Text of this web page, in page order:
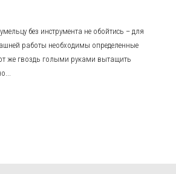
без инструмента не обойтись – для
работы необходимы определенные
же гвоздь голыми руками вытащить